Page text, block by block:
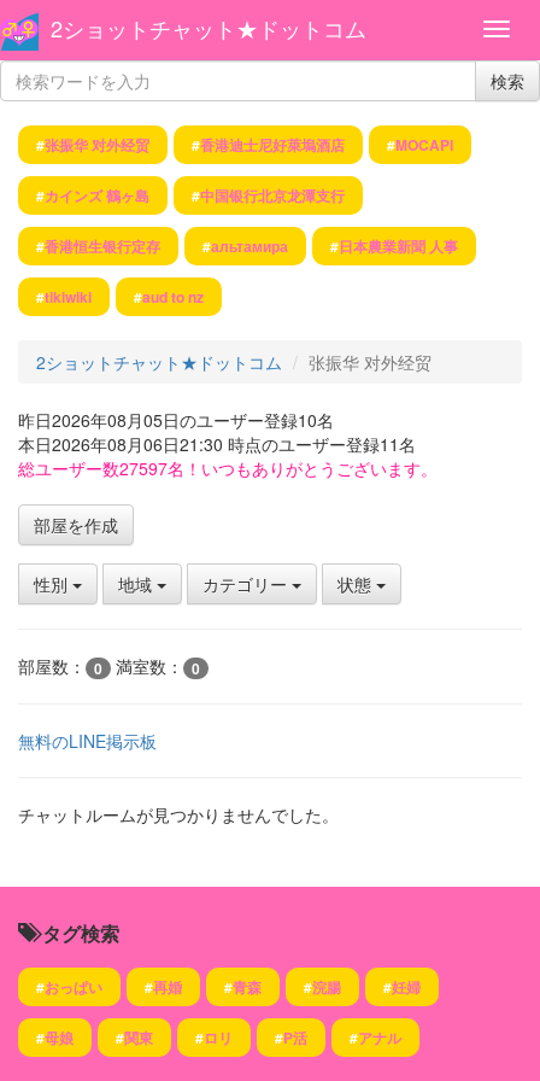
2ショットチャット★ドットコム
検索
#张振华 对外经贸 #香港迪士尼好萊塢酒店 #MOCAPI
#カインズ 鶴ヶ島 #中国银行北京龙潭支行
#香港恒生银行定存 #альтамира #日本農業新聞 人事
#tikiwiki #aud to nz
2ショットチャット★ドットコム 张振华 对外经贸
昨日2026年08月05日のユーザー登録10名
本日2026年08月06日21:30 時点のユーザー登録11名
総ユーザー数27597名！いつもありがとうございます。
部屋を作成
性別 地域 カテゴリー 状態
部屋数： 0 満室数： 0
無料のLINE掲示板
チャットルームが見つかりませんでした。
タグ検索
#おっぱい #再婚 #青森 #浣腸 #妊婦
#母娘 #関東 #ロリ #P活 #アナル